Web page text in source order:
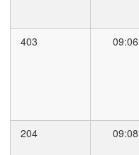
403 09:06
204 09:08